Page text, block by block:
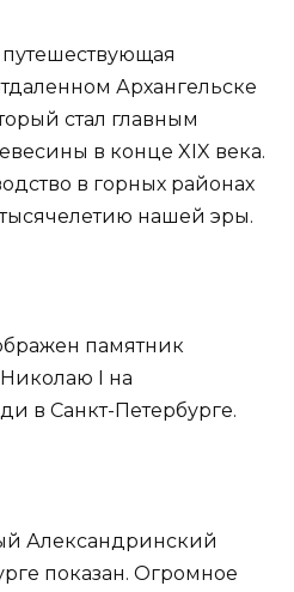
Архангельске
стал главным
в конце XIX века.
в горных районах
нашей эры.
памятник
I на
в Санкт-Петербурге.
Александринский
показан. Огромное